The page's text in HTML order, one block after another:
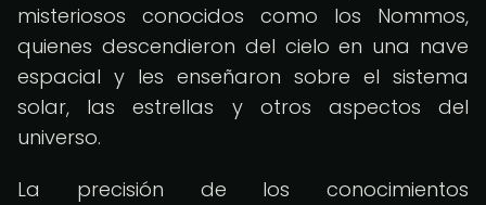
misteriosos conocidos como los Nommos,
quienes descendieron del cielo en una nave
espacial y les enseñaron sobre el sistema
solar, las estrellas y otros aspectos del
universo.
La precisión de los conocimientos